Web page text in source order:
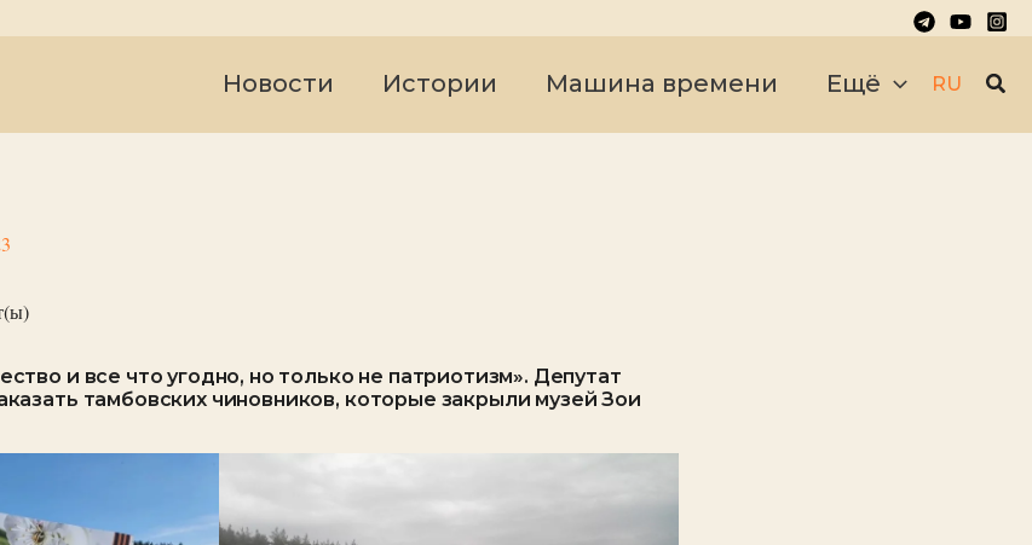
Новости Истории Машина времени Ещё RU
и все что угодно, но только не патриотизм». Депутат
тамбовских чиновников, которые закрыли музей Зои